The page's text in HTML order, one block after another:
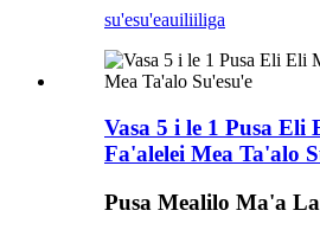
su'esu'eauiliiliga
Vasa 5 i le 1 Pusa Eli
Fa'alelei Mea Ta'alo
Pusa Mealilo Ma'a